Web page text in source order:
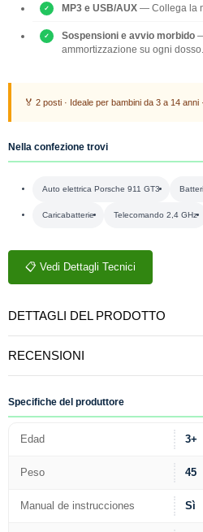
MP3 e USB/AUX — Collega la
Sospensioni e avvio morbido
ammortizzazione su ogni dosso.
🏅 2 posti · Ideale per bambini da 3 a 14 anni
Nella confezione trovi
Auto elettrica Porsche 911 GT3
Caricabatterie Telecomando 2,4 GHz
📋 Vedi Dettagli Tecnici
DETTAGLI DEL PRODOTTO
RECENSIONI
Specifiche del produttore
Edad 3+
Peso 45
Manual de instrucciones Sì